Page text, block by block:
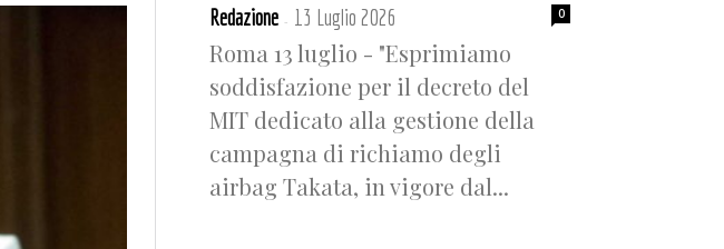
Redazione - 13 Luglio 2026 0
Roma 13 luglio - "Esprimiamo
soddisfazione per il decreto del
MIT dedicato alla gestione della
campagna di richiamo degli
airbag Takata, in vigore dal...